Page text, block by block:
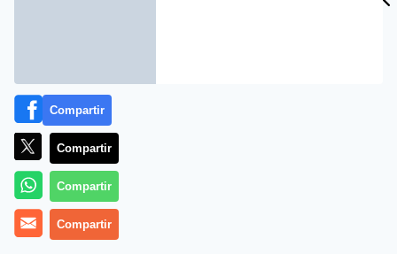
Más información
Compartir
Compartir
Compartir
Compartir